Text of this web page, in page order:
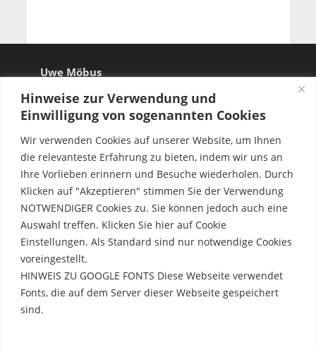
Hinweise zur Verwendung und
Einwilligung von sogenannten Cookies
Wir verwenden Cookies auf unserer Website, um Ihnen
die relevanteste Erfahrung zu bieten, indem wir uns an
Ihre Vorlieben erinnern und Besuche wiederholen. Durch
Klicken auf "Akzeptieren" stimmen Sie der Verwendung
NOTWENDIGER Cookies zu. Sie können jedoch auch eine
Auswahl treffen. Klicken Sie hier auf Cookie
Einstellungen. Als Standard sind nur notwendige Cookies
voreingestellt.
HINWEIS ZU GOOGLE FONTS Diese Webseite verwendet
Fonts, die auf dem Server dieser Webseite gespeichert
sind.
Uwe Möbus